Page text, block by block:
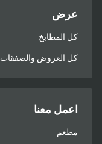
عرض
كل المطابخ
كل العروض والصفقات
اعمل معنا
مطعم